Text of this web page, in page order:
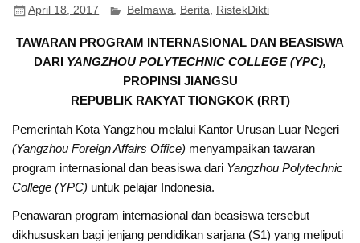
April 18, 2017 Belmawa, Berita, RistekDikti
TAWARAN PROGRAM INTERNASIONAL DAN BEASISWA
DARI YANGZHOU POLYTECHNIC COLLEGE (YPC),
PROPINSI JIANGSU
REPUBLIK RAKYAT TIONGKOK (RRT)
Pemerintah Kota Yangzhou melalui Kantor Urusan Luar Negeri
(Yangzhou Foreign Affairs Office) menyampaikan tawaran
program internasional dan beasiswa dari Yangzhou Polytechnic
College (YPC) untuk pelajar Indonesia.
Penawaran program internasional dan beasiswa tersebut
dikhususkan bagi jenjang pendidikan sarjana (S1) yang meliputi